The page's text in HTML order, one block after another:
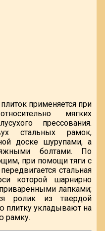
применяется при
мягких
прессования.
стальных рамок,
доске шурупами, а
болтами. По
при помощи тяги с
стальная
которой шарнирно
лапками;
ролик из твердой
плитку укладывают на
рамку.